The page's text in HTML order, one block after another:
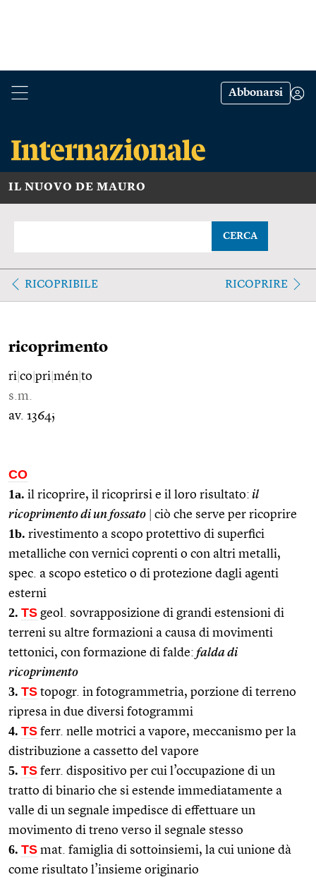
Abbonarsi
IL NUOVO DE MAURO
CERCA
RICOPRIBILE RICOPRIRE
ricoprimento
ri co pri mén to
s.m.
av. 1364;
CO
1a. il ricoprire, il ricoprirsi e il loro risultato: il
ricoprimento di un fossato
ciò che serve per ricoprire
1b. rivestimento a scopo protettivo di superfici
metalliche con vernici coprenti o con altri metalli,
spec. a scopo estetico o di protezione dagli agenti
esterni
2. TS geol. sovrapposizione di grandi estensioni di
terreni su altre formazioni a causa di movimenti
tettonici, con formazione di falde: falda di
ricoprimento
3. TS topogr. in fotogrammetria, porzione di terreno
ripresa in due diversi fotogrammi
4. TS ferr. nelle motrici a vapore, meccanismo per la
distribuzione a cassetto del vapore
5. TS ferr. dispositivo per cui l’occupazione di un
tratto di binario che si estende immediatamente a
valle di un segnale impedisce di effettuare un
movimento di treno verso il segnale stesso
6. TS mat. famiglia di sottoinsiemi, la cui unione dà
come risultato l’insieme originario